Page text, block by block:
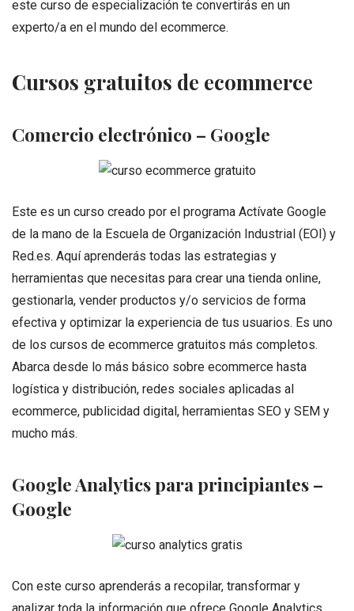
este curso de especialización te convertirás en un
experto/a en el mundo del ecommerce.
Cursos gratuitos de ecommerce
Comercio electrónico – Google
Este es un curso creado por el programa Actívate Google
de la mano de la Escuela de Organización Industrial (EOI) y
Red.es. Aquí aprenderás todas las estrategias y
herramientas que necesitas para crear una tienda online,
gestionarla, vender productos y/o servicios de forma
efectiva y optimizar la experiencia de tus usuarios. Es uno
de los cursos de ecommerce gratuitos más completos.
Abarca desde lo más básico sobre ecommerce hasta
logística y distribución, redes sociales aplicadas al
ecommerce, publicidad digital, herramientas SEO y SEM y
mucho más.
Google Analytics para principiantes –
Google
Con este curso aprenderás a recopilar, transformar y